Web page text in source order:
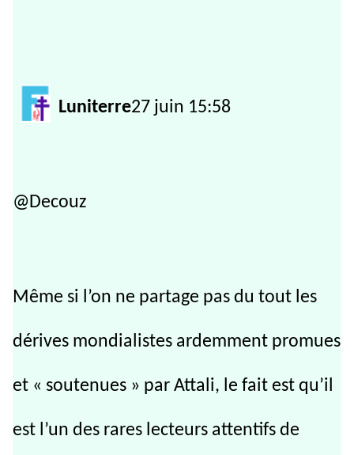
Luniterre27 juin 15:58
@Decouz
Même si l’on ne partage pas du tout les
dérives mondialistes ardemment promues
et « soutenues » par Attali, le fait est qu’il
est l’un des rares lecteurs attentifs de